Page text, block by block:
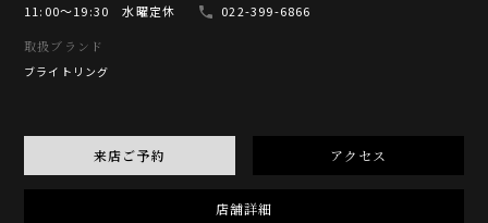
11:00〜19:30 水曜定休
022-399-6866
取扱ブランド
ブライトリング
来店ご予約 アクセス
店舗詳細